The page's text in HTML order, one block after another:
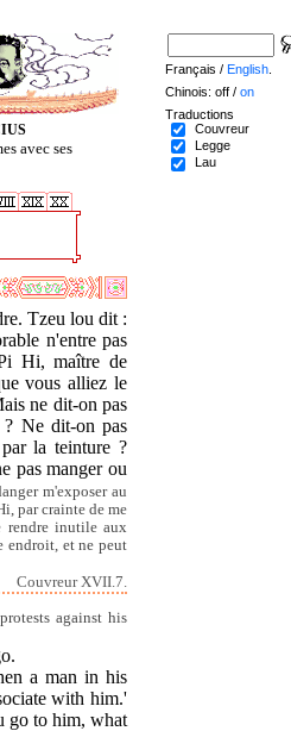
avec ses
Tzeu lou dit :
n'entre pas
Hi, maître de
vous alliez le
ne dit-on pas
? Ne dit-on pas
la teinture ?
pas manger ou
m'exposer au
par crainte de me
rendre inutile aux
endroit, et ne peut
Couvreur XVII.7.
against his
a man in his
with him.'
go to him, what
Français / English
Chinois: off / on
Traductions
Couvreur
Legge
Lau